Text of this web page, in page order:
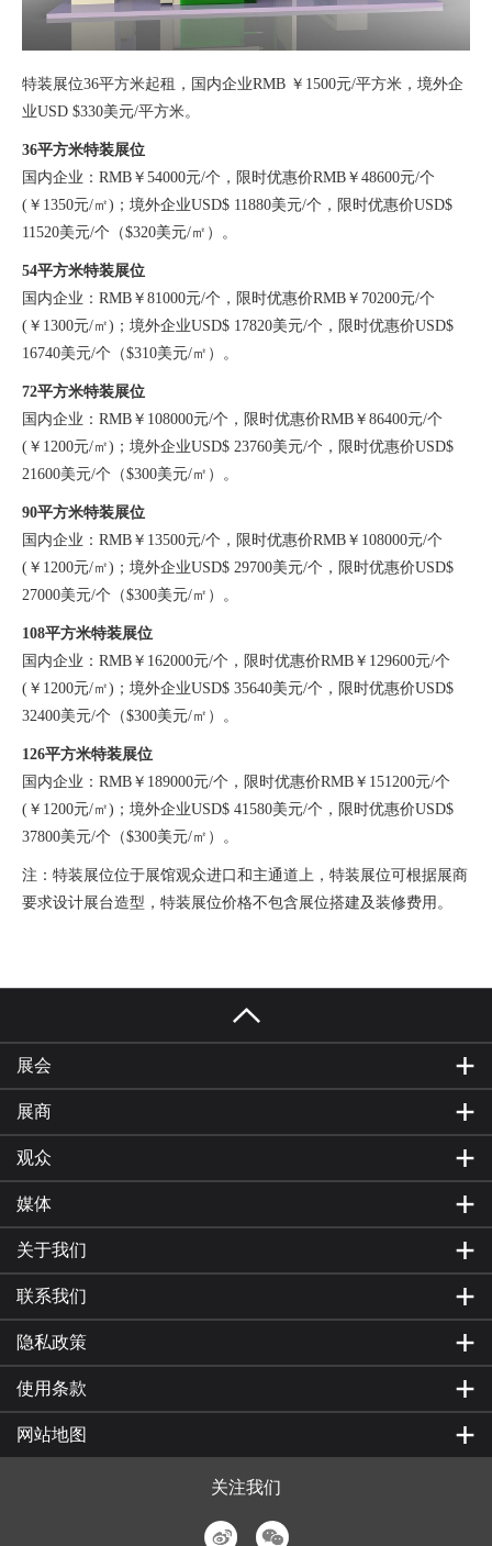
特装展位36平方米起租，国内企业RMB ￥1500元/平方米，境外企
业USD $330美元/平方米。
36平方米特装展位
国内企业：RMB￥54000元/个，限时优惠价RMB￥48600元/个
(￥1350元/㎡)；境外企业USD$ 11880美元/个，限时优惠价USD$
11520美元/个（$320美元/㎡）。
54平方米特装展位
国内企业：RMB￥81000元/个，限时优惠价RMB￥70200元/个
(￥1300元/㎡)；境外企业USD$ 17820美元/个，限时优惠价USD$
16740美元/个（$310美元/㎡）。
72平方米特装展位
国内企业：RMB￥108000元/个，限时优惠价RMB￥86400元/个
(￥1200元/㎡)；境外企业USD$ 23760美元/个，限时优惠价USD$
21600美元/个（$300美元/㎡）。
90平方米特装展位
国内企业：RMB￥13500元/个，限时优惠价RMB￥108000元/个
(￥1200元/㎡)；境外企业USD$ 29700美元/个，限时优惠价USD$
27000美元/个（$300美元/㎡）。
108平方米特装展位
国内企业：RMB￥162000元/个，限时优惠价RMB￥129600元/个
(￥1200元/㎡)；境外企业USD$ 35640美元/个，限时优惠价USD$
32400美元/个（$300美元/㎡）。
126平方米特装展位
国内企业：RMB￥189000元/个，限时优惠价RMB￥151200元/个
(￥1200元/㎡)；境外企业USD$ 41580美元/个，限时优惠价USD$
37800美元/个（$300美元/㎡）。
注：特装展位位于展馆观众进口和主通道上，特装展位可根据展商
要求设计展台造型，特装展位价格不包含展位搭建及装修费用。
展会
展商
观众
媒体
关于我们
联系我们
隐私政策
使用条款
网站地图
关注我们